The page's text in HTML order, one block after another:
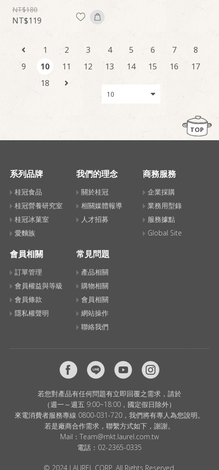
180
119
1 2 3 4 5 6 7
8
9
10 11 12 13 14 15 16
17
18
TOP
系列品牌
桂冠食品
桂冠營養研究室
桂冠冰菓室
愛麵族
我們的理念
關於桂冠
相關媒體報導
人才招募
商務服務
企業採購
業務用型錄
服務據點
Global Site
會員相關
訂單管理
會員權益與等級
會員條款
隱私權聲明
常見問題
產品相關
購物相關
會員相關
網站操作
聯絡我們
若您對產品有任何問題有立即回覆之需求，請於
（週一～週五 9:00~18:00，國定假日除外）
來電消費者服務專線 0800-031-720，我們將有專人為您說明。
若是廠商合作需求，聯繫方式如下，謝謝。
Mail： Team@mkt.laurel.com.tw
電話： 02-2365-0335
© 2024 LAUREL CORP. All Rights Reserved.